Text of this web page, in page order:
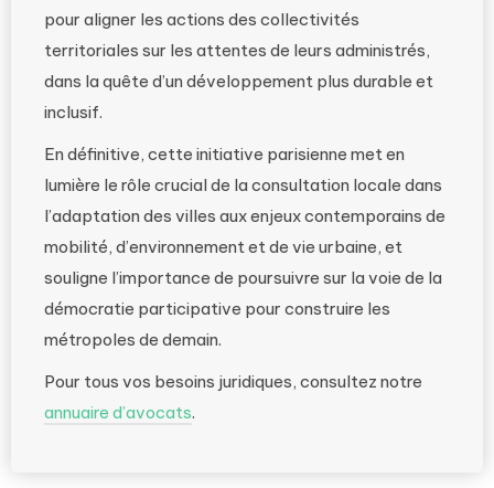
pour aligner les actions des collectivités
territoriales sur les attentes de leurs administrés,
dans la quête d’un développement plus durable et
inclusif.
En définitive, cette initiative parisienne met en
lumière le rôle crucial de la consultation locale dans
l’adaptation des villes aux enjeux contemporains de
mobilité, d’environnement et de vie urbaine, et
souligne l’importance de poursuivre sur la voie de la
démocratie participative pour construire les
métropoles de demain.
Pour tous vos besoins juridiques, consultez notre
annuaire d’avocats.